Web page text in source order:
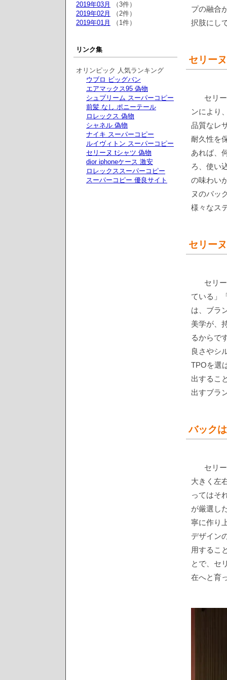
プの融合
択肢にし
セリー
セリ
ンにより
品質なレ
耐久性を
あれば、
ろ、使い
の味わい
ヌのバッ
様々なス
セリー
セリ
ている」
は、ブラ
美学が、
るからで
良さやシ
TPOを選
出するこ
出すブラ
バック
セリ
大きく左
ってはそ
が厳選し
寧に作り
デザイン
用するこ
とで、セ
在へと育
2019年03月
（3件）
2019年02月
（2件）
2019年01月
（1件）
リンク集
オリンピック 人気ランキング
ウブロ ビッグバン
エアマックス95 偽物
シュプリーム スーパーコピー
前髪 なし ポニーテール
ロレックス 偽物
シャネル 偽物
ナイキ スーパーコピー
ルイヴィトン スーパーコピー
セリーヌ tシャツ 偽物
dior iphoneケース 激安
ロレックススーパーコピー
スーパーコピー 優良サイト